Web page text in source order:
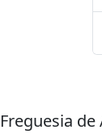
Freguesia